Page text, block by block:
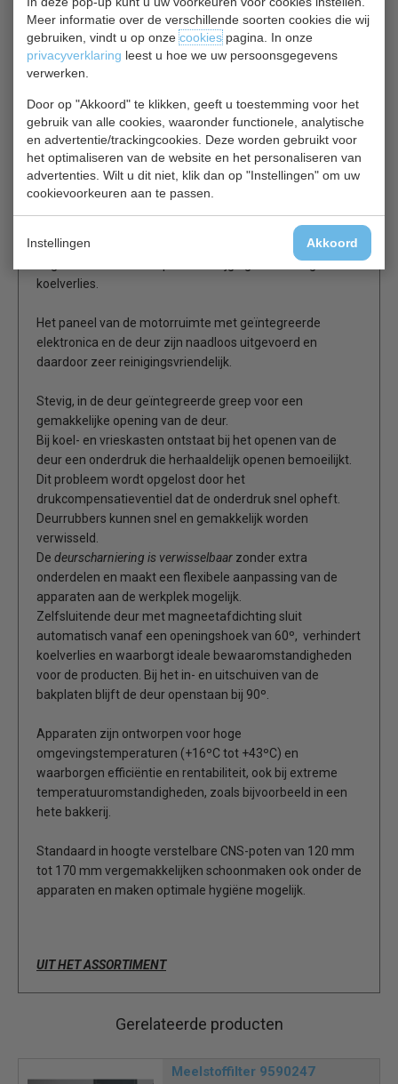
Meer informatie over de verschillende soorten cookies die wij
gebruiken, vindt u op onzecookiespagina. In onze
privacyverklaring leest u hoe we uw persoonsgegevens
verwerken.
Door op "Akkoord" te klikken, geeft u toestemming voor het
gebruik van alle cookies, waaronder functionele, analytische
en advertentie/trackingcookies. Deze worden gebruikt voor
het optimaliseren van de website en het personaliseren van
advertenties. Wilt u dit niet, klik dan op "Instellingen" om uw
cookievoorkeuren aan te passen.
Instellingen Akkoord
Met minimaal onderhoud kan het koelvermogen jarenlang
De d.m.v. cataforese gecoqte verdamper biedt
veroorzakende stoffen als zouten en vruchtensuikers,
zoals die in de bakkerijen en banketbakkerijen kunnen
voorkomen.
Nauwkeurige elektronica in combinatie met de
energieverbruik. Een optisch en akoestisch deuropenings-
en temperatuuralarm waarschuwt bij een
ongecontroleerde temperatuurstijging en onnodig
koelverlies.
Het paneel van de motorruimte met geïntegreerde
elektronica en de deur zijn naadloos uitgevoerd en
daardoor zeer reinigingsvriendelijk.
Stevig, in de deur geïntegreerde greep voor een
gemakkelijke opening van de deur.
Bij koel- en vrieskasten ontstaat bij het openen van de
deur een onderdruk die herhaaldelijk openen bemoeilijkt.
Dit probleem wordt opgelost door het
drukcompensatieventiel dat de onderdruk snel opheft.
Deurrubbers kunnen snel en gemakkelijk worden
verwisseld.
De deurscharniering is verwisselbaar zonder extra
onderdelen en maakt een flexibele aanpassing van de
apparaten aan de werkplek mogelijk.
Zelfsluitende deur met magneetafdichting sluit
automatisch vanaf een openingshoek van 60º, verhindert
koelverlies en waarborgt ideale bewaaromstandigheden
voor de producten. Bij het in- en uitschuiven van de
bakplaten blijft de deur openstaan bij 90º.
Apparaten zijn ontworpen voor hoge
omgevingstemperaturen (+16ºC tot +43ºC) en
waarborgen efficiëntie en rentabiliteit, ook bij extreme
temperatuuromstandigheden, zoals bijvoorbeeld in een
hete bakkerij.
Standaard in hoogte verstelbare CNS-poten van 120 mm
tot 170 mm vergemakkelijken schoonmaken ook onder de
apparaten en maken optimale hygiëne mogelijk.
UIT HET ASSORTIMENT
Gerelateerde producten
Meelstoffilter 9590247